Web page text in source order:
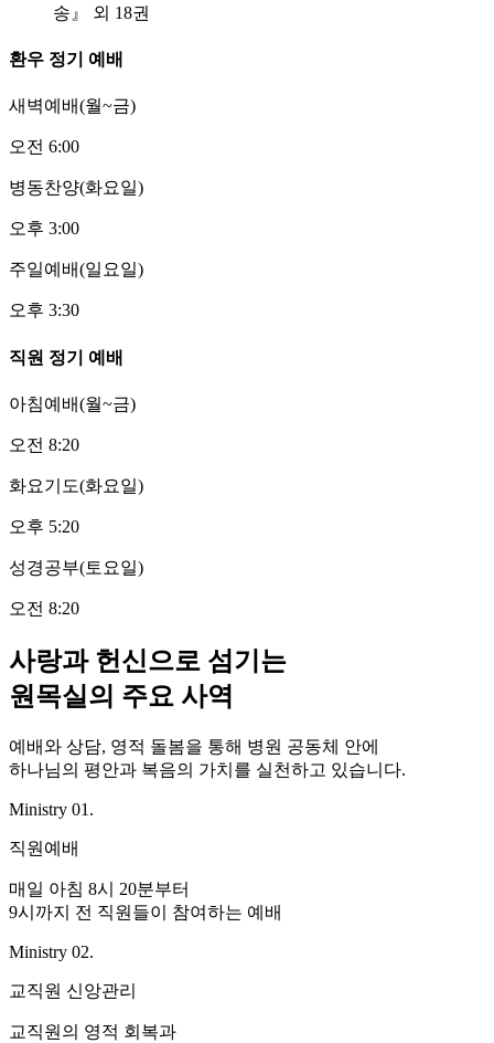
송』 외 18권
환우 정기 예배
새벽예배(월~금)
오전 6:00
병동찬양(화요일)
오후 3:00
주일예배(일요일)
오후 3:30
직원 정기 예배
아침예배(월~금)
오전 8:20
화요기도(화요일)
오후 5:20
성경공부(토요일)
오전 8:20
사랑과 헌신으로 섬기는
원목실의 주요 사역
예배와 상담, 영적 돌봄을 통해 병원 공동체 안에
하나님의 평안과 복음의 가치를 실천하고 있습니다.
Ministry 01.
직원예배
매일 아침 8시 20분부터
9시까지 전 직원들이 참여하는 예배
Ministry 02.
교직원 신앙관리
교직원의 영적 회복과